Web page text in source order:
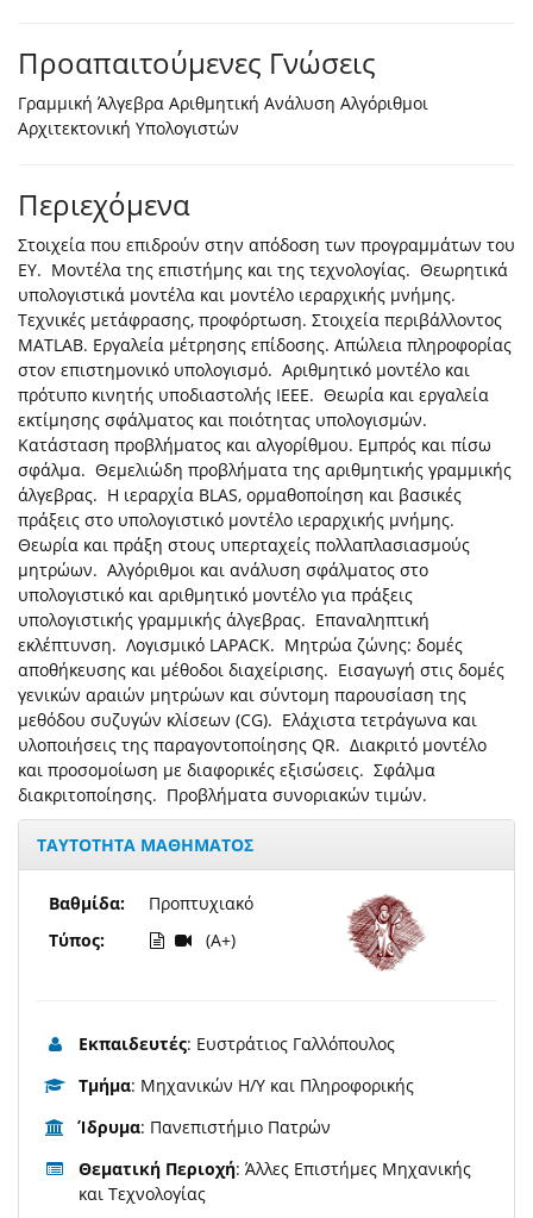
Προαπαιτούμενες Γνώσεις
Γραμμική Άλγεβρα Αριθμητική Ανάλυση Αλγόριθμοι
Αρχιτεκτονική Υπολογιστών
Περιεχόμενα
Στοιχεία που επιδρούν στην απόδοση των προγραμμάτων του
EY. Μοντέλα της επιστήμης και της τεχνολογίας. Θεωρητικά
υπολογιστικά μοντέλα και μοντέλο ιεραρχικής μνήμης.
Τεχνικές μετάφρασης, προφόρτωση. Στοιχεία περιβάλλοντος
MATLAB. Εργαλεία μέτρησης επίδοσης. Απώλεια πληροφορίας
στον επιστημονικό υπολογισμό. Αριθμητικό μοντέλο και
πρότυπο κινητής υποδιαστολής IEEE. Θεωρία και εργαλεία
εκτίμησης σφάλματος και ποιότητας υπολογισμών.
Κατάσταση προβλήματος και αλγορίθμου. Εμπρός και πίσω
σφάλμα. Θεμελιώδη προβλήματα της αριθμητικής γραμμικής
άλγεβρας. Η ιεραρχία BLAS, ορμαθοποίηση και βασικές
πράξεις στο υπολογιστικό μοντέλο ιεραρχικής μνήμης.
Θεωρία και πράξη στους υπερταχείς πολλαπλασιασμούς
μητρώων. Αλγόριθμοι και ανάλυση σφάλματος στο
υπολογιστικό και αριθμητικό μοντέλο για πράξεις
υπολογιστικής γραμμικής άλγεβρας. Επαναληπτική
εκλέπτυνση. Λογισμικό LAPACK. Μητρώα ζώνης: δομές
αποθήκευσης και μέθοδοι διαχείρισης. Εισαγωγή στις δομές
γενικών αραιών μητρώων και σύντομη παρουσίαση της
μεθόδου συζυγών κλίσεων (CG). Ελάχιστα τετράγωνα και
υλοποιήσεις της παραγοντοποίησης QR. Διακριτό μοντέλο
και προσομοίωση με διαφορικές εξισώσεις. Σφάλμα
διακριτοποίησης. Προβλήματα συνοριακών τιμών.
ΤΑΥΤΟΤΗΤΑ ΜΑΘΗΜΑΤΟΣ
Βαθμίδα:
Τύπος:
Προπτυχιακό
(A+)
Εκπαιδευτές: Ευστράτιος Γαλλόπουλος
Τμήμα: Μηχανικών Η/Υ και Πληροφορικής
Ίδρυμα: Πανεπιστήμιο Πατρών
Θεματική Περιοχή: Άλλες Επιστήμες Μηχανικής
και Τεχνολογίας